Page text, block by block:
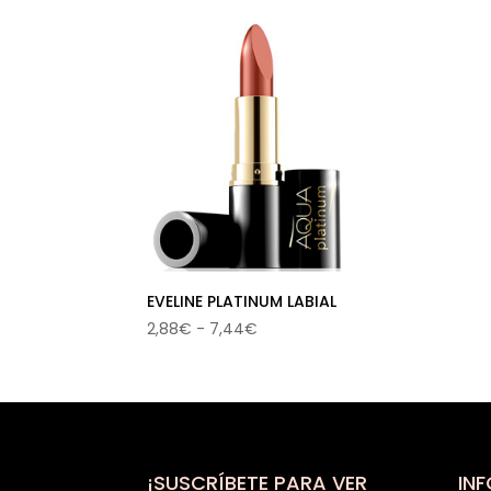
EVELINE PLATINUM LABIAL
2,88€ - 7,44€
desde
7,44€
¡SUSCRÍBETE PARA VER